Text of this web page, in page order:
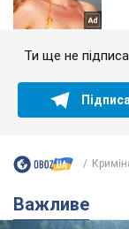
Ти ще не
Важливе